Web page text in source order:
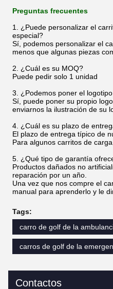
Preguntas frecuentes
1. ¿Puede personalizar el
especial?
Sí, podemos personalizar el
menos que algunas piezas
2. ¿Cuál es su MOQ?
Puede pedir solo 1 unidad
3. ¿Podemos poner el
Sí, puede poner su propio
enviarnos la ilustración de su
4. ¿Cuál es su plazo de
El plazo de entrega típico de
Para algunos carritos de
5. ¿Qué tipo de garantía
Productos dañados no
reparación por un año.
Una vez que nos compre el
manual para aprenderlo y le
Tags:
carro de golf de la
carros de golf de la
Contactos